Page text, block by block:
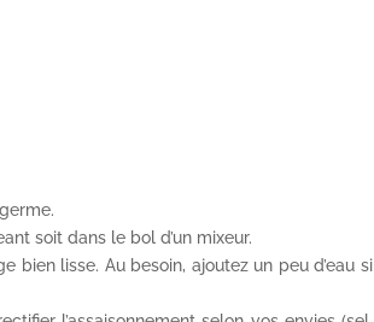
soit dans le bol d’un mixeur.
bien lisse. Au besoin, ajoutez un peu d’eau si